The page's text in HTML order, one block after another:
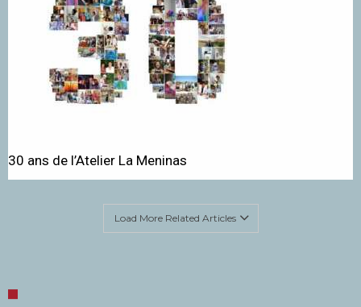
30 ans de l’Atelier La Meninas
Load More Related Articles